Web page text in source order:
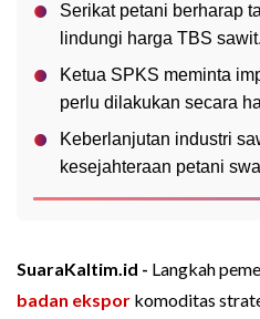
Serikat petani berharap
lindungi harga TBS sawit.
Ketua SPKS meminta
perlu dilakukan secara
Keberlanjutan industri
kesejahteraan petani
SuaraKaltim.id - Langkah
badan ekspor komoditas